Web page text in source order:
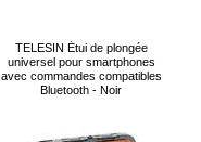
TELESIN Étui de plongée
universel pour smartphones
avec commandes compatibles
Bluetooth - Noir